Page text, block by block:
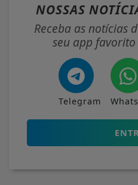
NOSSAS
Receba as notícias
seu app favorito
Telegram